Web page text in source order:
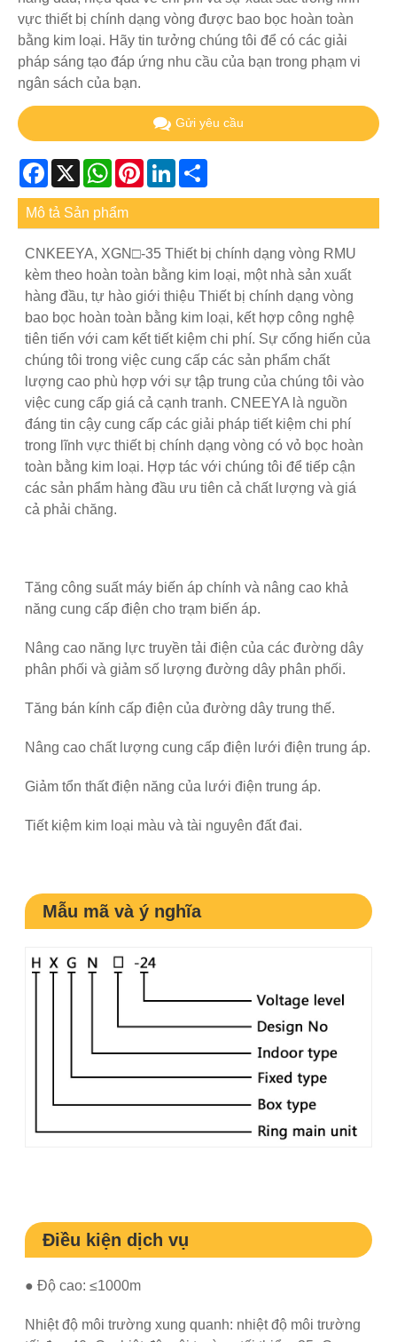
vực thiết bị chính dạng vòng được bao bọc hoàn toàn
bằng kim loại. Hãy tin tưởng chúng tôi để có các giải
pháp sáng tạo đáp ứng nhu cầu của bạn trong phạm vi
ngân sách của bạn.
Gửi yêu cầu
Facebook
X WhatsApp
PinterestLinkedIn
Mô tả Sản phẩm
CNKEEYA, XGN□-35 Thiết bị chính dạng vòng RMU
kèm theo hoàn toàn bằng kim loại, một nhà sản xuất
hàng đầu, tự hào giới thiệu Thiết bị chính dạng vòng
bao bọc hoàn toàn bằng kim loại, kết hợp công nghệ
tiên tiến với cam kết tiết kiệm chi phí. Sự cống hiến của
chúng tôi trong việc cung cấp các sản phẩm chất
lượng cao phù hợp với sự tập trung của chúng tôi vào
việc cung cấp giá cả cạnh tranh. CNEEYA là nguồn
đáng tin cậy cung cấp các giải pháp tiết kiệm chi phí
trong lĩnh vực thiết bị chính dạng vòng có vỏ bọc hoàn
toàn bằng kim loại. Hợp tác với chúng tôi để tiếp cận
các sản phẩm hàng đầu ưu tiên cả chất lượng và giá
cả phải chăng.
Tăng công suất máy biến áp chính và nâng cao khả
năng cung cấp điện cho trạm biến áp.
Nâng cao năng lực truyền tải điện của các đường dây
phân phối và giảm số lượng đường dây phân phối.
Tăng bán kính cấp điện của đường dây trung thế.
Nâng cao chất lượng cung cấp điện lưới điện trung áp.
Giảm tổn thất điện năng của lưới điện trung áp.
Tiết kiệm kim loại màu và tài nguyên đất đai.
Mẫu mã và ý nghĩa
Điều kiện dịch vụ
● Độ cao: ≤1000m
Nhiệt độ môi trường xung quanh: nhiệt độ môi trường